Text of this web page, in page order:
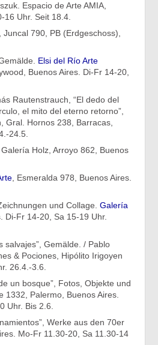
Espacio de Arte AMIA,
Uhr. Seit 18.4.
Juncal 790, PB (Erdgeschoss),
Elsi del Río Arte
Buenos Aires. Di-Fr 14-20,
Rautenstrauch, “El dedo del
el mito del eterno retorno”,
Gral. Hornos 238, Barracas,
24.5.
Holz, Arroyo 862, Buenos
, Esmeralda 978, Buenos Aires.
und Collage. Galería
Di-Fr 14-20, Sa 15-19 Uhr.
salvajes”, Gemälde. / Pablo
& Pociones, Hipólito Irigoyen
26.4.-3.6.
un bosque”, Fotos, Objekte und
1332, Palermo, Buenos Aires.
Uhr. Bis 2.6.
Werke aus den 70er
Mo-Fr 11.30-20, Sa 11.30-14